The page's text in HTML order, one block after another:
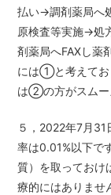
払い→調剤薬局へ
原検査等実施→処
剤薬局へFAXし薬
には①と考えてお
は②の方がスムー
５，2022年7月31
率は0.01%以下で
質）を取っておけ
療的にはありませ